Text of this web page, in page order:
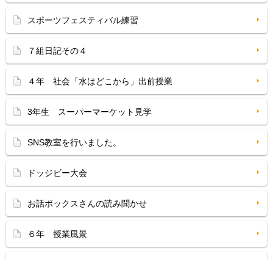
スポーツフェスティバル練習
７組日記その４
４年 社会「水はどこから」出前授業
3年生 スーパーマーケット見学
SNS教室を行いました。
ドッジビー大会
お話ボックスさんの読み聞かせ
６年 授業風景